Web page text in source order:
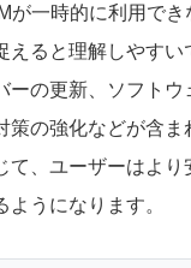
が一時的に利用で
えると理解しやすい
ーの更新、ソフトウ
策の強化などが含ま
て、ユーザーはより
うになります。